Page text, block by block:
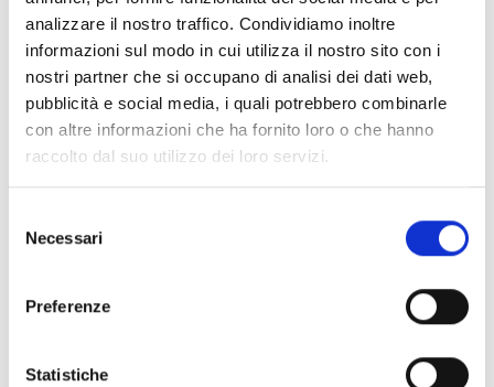
analizzare il nostro traffico. Condividiamo inoltre
informazioni sul modo in cui utilizza il nostro sito con i
nostri partner che si occupano di analisi dei dati web,
pubblicità e social media, i quali potrebbero combinarle
con altre informazioni che ha fornito loro o che hanno
raccolto dal suo utilizzo dei loro servizi.
delNecessari
Preferenze
Statistiche
almeno una persona giuridica indipendente stabilita in
uno Stato membro; e
almeno altre due persone giuridiche indipendenti,
ciascuna stabilita in Stati membri o Paesi associati
diversi.
Dotazione finanziaria complessiva:
138.000.000 Euro
ciascun Topic del bando:
HORIZON-CL5-2026-05-D5-02